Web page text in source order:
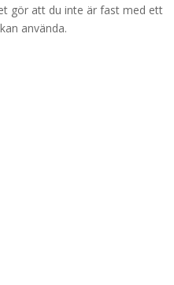
gör att du inte är fast med ett
använda.